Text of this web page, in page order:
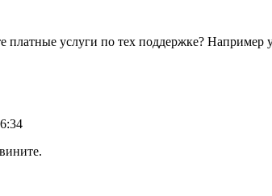
платные услуги по тех поддержке? Например